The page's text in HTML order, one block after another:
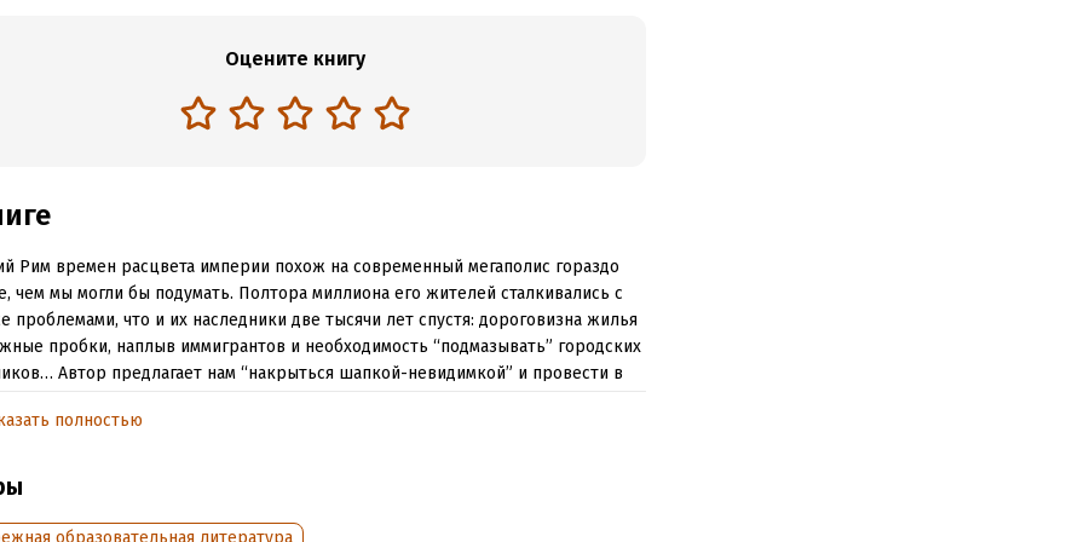
Оцените книгу
Рим времен расцвета империи похож на современный мегаполис гораздо
чем мы могли бы подумать. Полтора миллиона его жителей сталкивались с
проблемами, что и их наследники две тысячи лет спустя: дороговизна жилья
пробки, наплыв иммигрантов и необходимость “подмазывать” городских
Автор предлагает нам “накрыться шапкой-невидимкой” и провести в
улице и заглянуть в Колизей, посетить судебное слушание и роскошные
день на любовном ложе – здесь тоже за две тысячи лет ничего не
полностью
образовательная литература